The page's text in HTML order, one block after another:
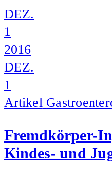
DEZ.
1
2016
DEZ.
1
Artikel
Fremdkörper-
Kindes- und